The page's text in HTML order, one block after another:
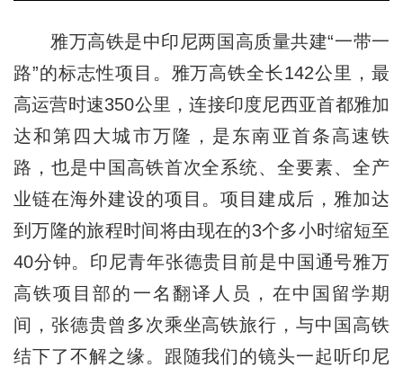
雅万高铁是中印尼两国高质量共建“一带一
路”的标志性项目。雅万高铁全长142公里，最
高运营时速350公里，连接印度尼西亚首都雅加
达和第四大城市万隆，是东南亚首条高速铁
路，也是中国高铁首次全系统、全要素、全产
业链在海外建设的项目。项目建成后，雅加达
到万隆的旅程时间将由现在的3个多小时缩短至
40分钟。印尼青年张德贵目前是中国通号雅万
高铁项目部的一名翻译人员，在中国留学期
间，张德贵曾多次乘坐高铁旅行，与中国高铁
结下了不解之缘。跟随我们的镜头一起听印尼